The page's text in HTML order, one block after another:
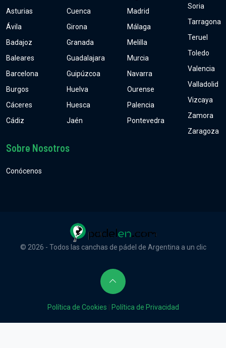
Asturias
Ávila
Badajoz
Baleares
Barcelona
Burgos
Cáceres
Cádiz
Cuenca
Girona
Granada
Guadalajara
Guipúzcoa
Huelva
Huesca
Jaén
Madrid
Málaga
Melilla
Murcia
Navarra
Ourense
Palencia
Pontevedra
Soria
Tarragona
Teruel
Toledo
Valencia
Valladolid
Vizcaya
Zamora
Zaragoza
Sobre Nosotros
Conócenos
© 2026 - Todos las canchas de pádel de Argentina a un clic
Política de Cookies Política de Privacidad